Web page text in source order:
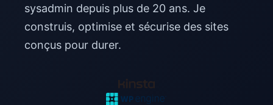
sysadmin depuis plus de 20 ans. Je
construis, optimise et sécurise des sites
conçus pour durer.